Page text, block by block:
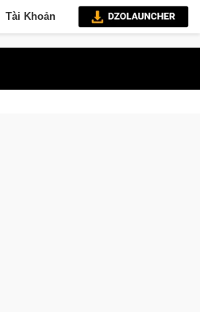
Tài Khoản